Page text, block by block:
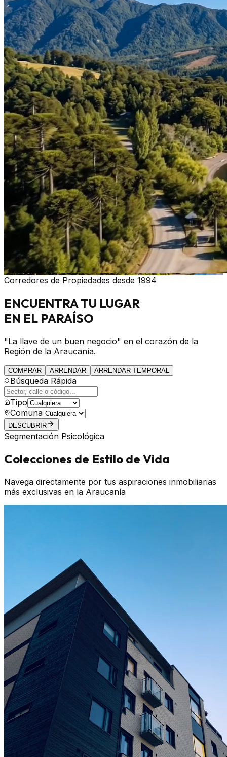
Corredores de Propiedades desde 1994
ENCUENTRATU LUGAR
EN EL PARAÍSO
"La llave de un buen negocio" en el corazón de la
Región de la Araucanía.
COMPRAR ARRENDAR ARRENDAR TEMPORAL
Búsqueda Rápida
Tipo
Comuna
DESCUBRIR
Segmentación Psicológica
Colecciones de Estilo de Vida
Navega directamente por tus aspiraciones inmobiliarias
más exclusivas en la Araucanía